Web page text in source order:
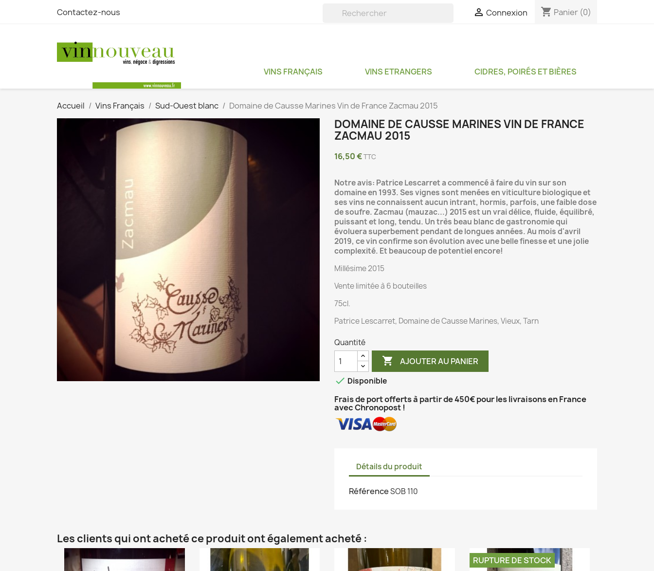
Contactez-nous  Connexion shopping_cart Panier (0)
VINS FRANÇAIS VINS ETRANGERS CIDRES, POIRÉS ET BIÈRES
Accueil Vins Français Sud-Ouest blanc Domaine de Causse Marines Vin de France Zacmau 2015
DOMAINE DE CAUSSE MARINES VIN DE FRANCE
ZACMAU 2015
16,50 €TTC
Notre avis: Patrice Lescarret a commencé à faire du vin sur son
domaine en 1993. Ses vignes sont menées en viticulture biologique et
ses vins ne connaissent aucun intrant, hormis, parfois, une faible dose
de soufre. Zacmau (mauzac...) 2015 est un vrai délice, fluide, équilibré,
puissant et long, tendu. Un très beau blanc de gastronomie qui
évoluera superbement pendant de longues années. Au mois d'avril
2019, ce vin confirme son évolution avec une belle finesse et une jolie
complexité. Et beaucoup de potentiel encore!
Millésime 2015
Vente limitée à 6 bouteilles
75cl.
Patrice Lescarret, Domaine de Causse Marines, Vieux, Tarn
Quantité
 AJOUTER AU PANIER
 Disponible
Frais de port offerts à partir de 450€ pour les livraisons en France
avec Chronopost !
Détails du produit
RéférenceSOB 110
Les clients qui ont acheté ce produit ont également acheté :
RUPTURE DE STOCK